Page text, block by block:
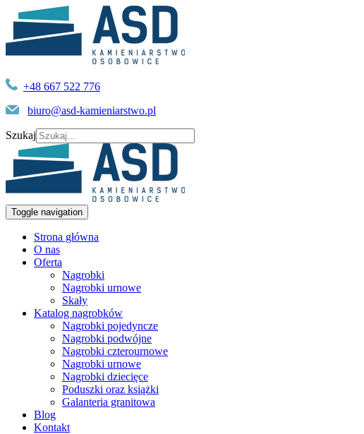
+48 667 522 776
biuro@asd-kamieniarstwo.pl
Szukaj
Toggle navigation
Strona główna
O nas
Oferta
Nagrobki
Nagrobki urnowe
Skały
Katalog nagrobków
Nagrobki pojedyncze
Nagrobki podwójne
Nagrobki czterournowe
Nagrobki urnowe
Nagrobki dziecięce
Poduszki oraz książki
Galanteria granitowa
Blog
Kontakt